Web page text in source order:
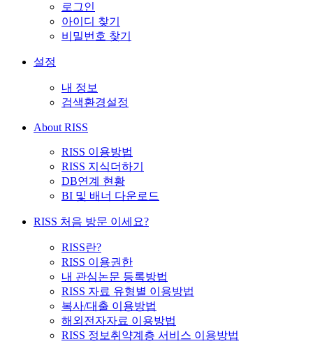
로그인
아이디 찾기
비밀번호 찾기
설정
내 정보
검색환경설정
About RISS
RISS 이용방법
RISS 지식더하기
DB연계 현황
BI 및 배너 다운로드
RISS 처음 방문 이세요?
RISS란?
RISS 이용권한
내 관심논문 등록방법
RISS 자료 유형별 이용방법
복사/대출 이용방법
해외전자자료 이용방법
RISS 정보취약계층 서비스 이용방법